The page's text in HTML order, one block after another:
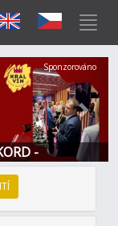
-
Další
Sponzorováno